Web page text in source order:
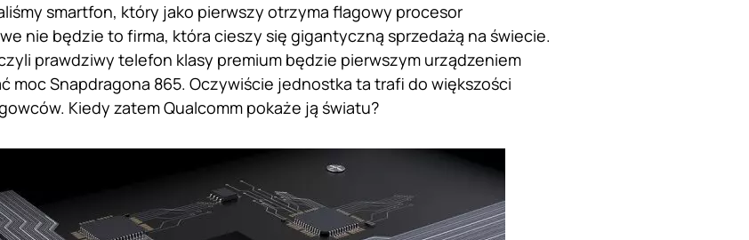
smartfon, który jako pierwszy otrzyma flagowy procesor
nie będzie to firma, która cieszy się gigantyczną sprzedażą na świecie.
prawdziwy telefon klasy premium będzie pierwszym urządzeniem
moc Snapdragona 865. Oczywiście jednostka ta trafi do większości
Kiedy zatem Qualcomm pokaże ją światu?